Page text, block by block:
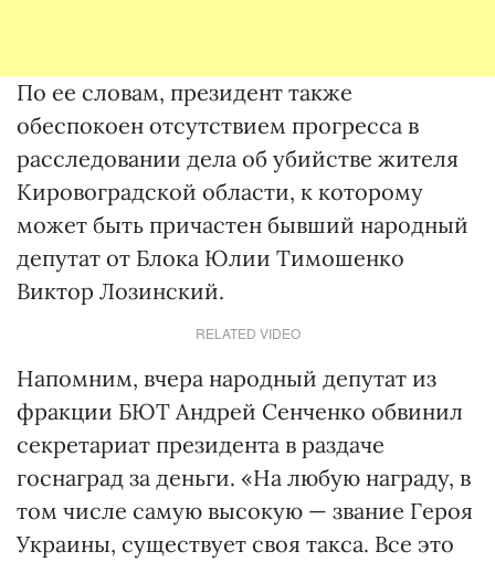
По ее словам, президент также
обеспокоен отсутствием прогресса в
расследовании дела об убийстве жителя
Кировоградской области, к которому
может быть причастен бывший народный
депутат от Блока Юлии Тимошенко
Виктор Лозинский.
RELATED VIDEO
Напомним, вчера народный депутат из
фракции БЮТ Андрей Сенченко обвинил
секретариат президента в раздаче
госнаград за деньги. «На любую награду, в
том числе самую высокую — звание Героя
Украины, существует своя такса. Все это